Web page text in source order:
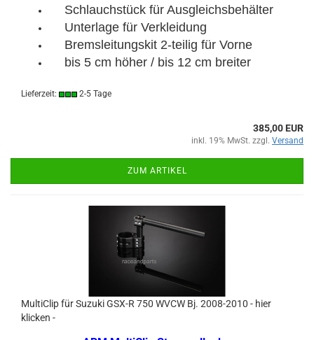
Schlauchstück für Ausgleichsbehälter
Unterlage für Verkleidung
Bremsleitungskit 2-teilig für Vorne
bis 5 cm höher / bis 12 cm breiter
Lieferzeit: 2-5 Tage
385,00 EUR
inkl. 19% MwSt. zzgl. Versand
ZUM ARTIKEL
MultiClip für Suzuki GSX-R 750 WVCW Bj. 2008-2010 - hier
klicken -